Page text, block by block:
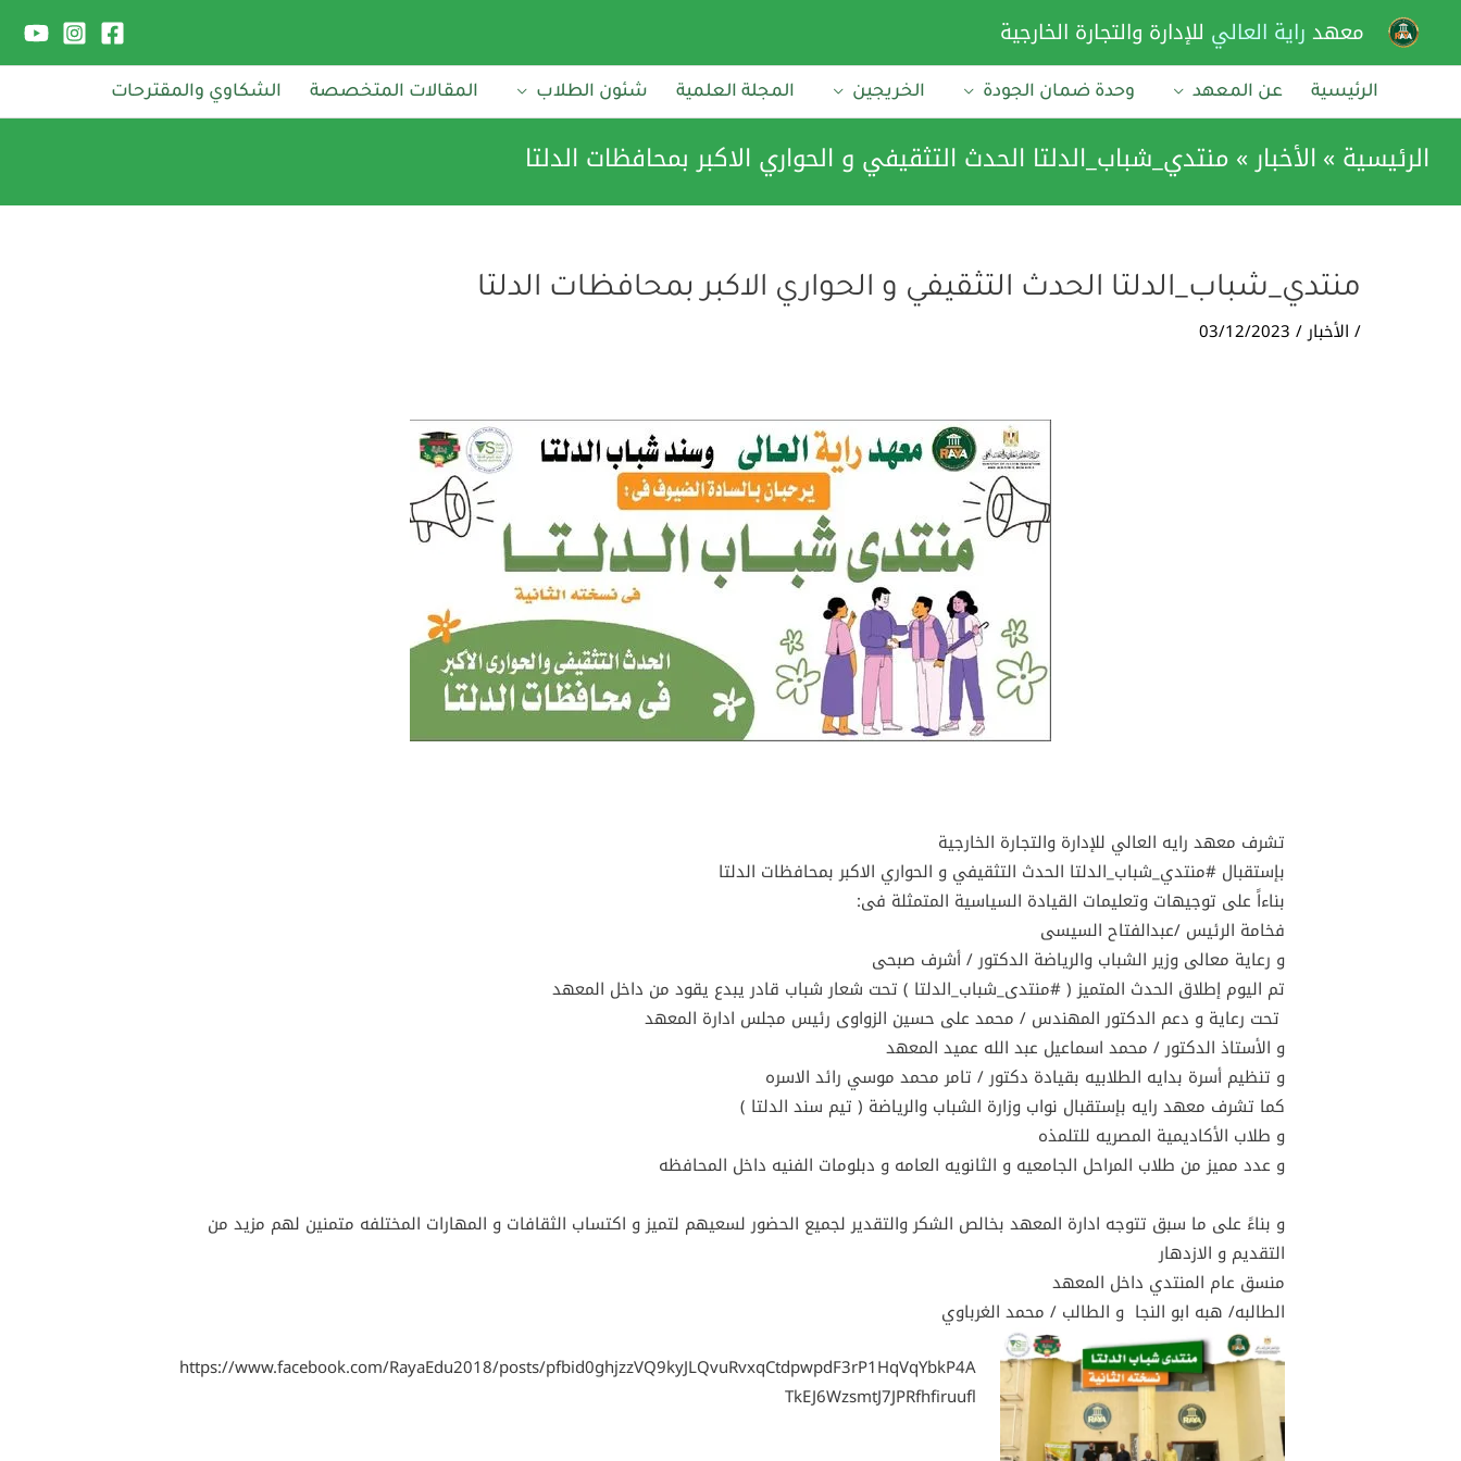
المحتوى
معهد راية العالي للإدارة والتجارة الخارجية
الرئيسية عن المعهد وحدة ضمان الجودة الخريجين المجلة العلمية شئون الطلاب المقالات المتخصصة الشكاوي والمقترحات
الرئيسية الأخبار منتدي_شباب_الدلتا الحدث التثقيفي و الحواري الاكبر بمحافظات الدلتا
منتدي_شباب_الدلتا الحدث التثقيفي و الحواري الاكبر بمحافظات الدلتا
/ الأخبار/
03/12/2023
تشرف معهد رايه العالي للإدارة والتجارة الخارجية
بإستقبال #منتدي_شباب_الدلتا الحدث التثقيفي و الحواري الاكبر بمحافظات الدلتا
بناءاً على توجيهات وتعليمات القيادة السياسية المتمثلة فى:
فخامة الرئيس /عبدالفتاح السيسى
و رعاية معالى وزير الشباب والرياضة الدكتور / أشرف صبحى
‏تم اليوم إطلاق الحدث المتميز ( #منتدى_شباب_الدلتا ) تحت شعار شباب قادر يبدع يقود من داخل المعهد
‏ تحت رعاية و دعم الدكتور ‏المهندس / محمد على حسين الزواوى رئيس مجلس ادارة المعهد
‏و الأستاذ الدكتور / محمد اسماعيل عبد الله عميد المعهد
‏و تنظيم أسرة بدايه الطلابيه بقيادة دكتور / تامر محمد موسي رائد الاسره
‏كما تشرف معهد رايه بإستقبال نواب وزارة الشباب والرياضة ( تيم سند الدلتا )
‏و طلاب الأكاديمية المصريه للتلمذه
‏و عدد مميز من طلاب المراحل الجامعيه و الثانويه العامه و دبلومات الفنيه داخل المحافظه
و بناءً على ما سبق تتوجه ادارة المعهد بخالص الشكر والتقدير لجميع الحضور لسعيهم لتميز و اكتساب الثقافات و المهارات المختلفه متمنين لهم مزيد من
التقديم و الازدهار
منسق عام المنتدي داخل المعهد
الطالبه/ هبه ابو النجا و الطالب / محمد الغرباوي
https://www.facebook.com/RayaEdu2018/posts/pfbid0ghjzzVQ9kyJLQvuRvxqCtdpwpdF3rP1HqVqYbkP4A
TkEJ6WzsmtJ7JPRfhfiruufl